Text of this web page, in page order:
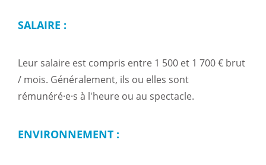
SALAIRE :
Leur salaire est compris entre 1 500 et 1 700 € brut
/ mois. Généralement, ils ou elles sont
rémunéré·e·s à l'heure ou au spectacle.
ENVIRONNEMENT :